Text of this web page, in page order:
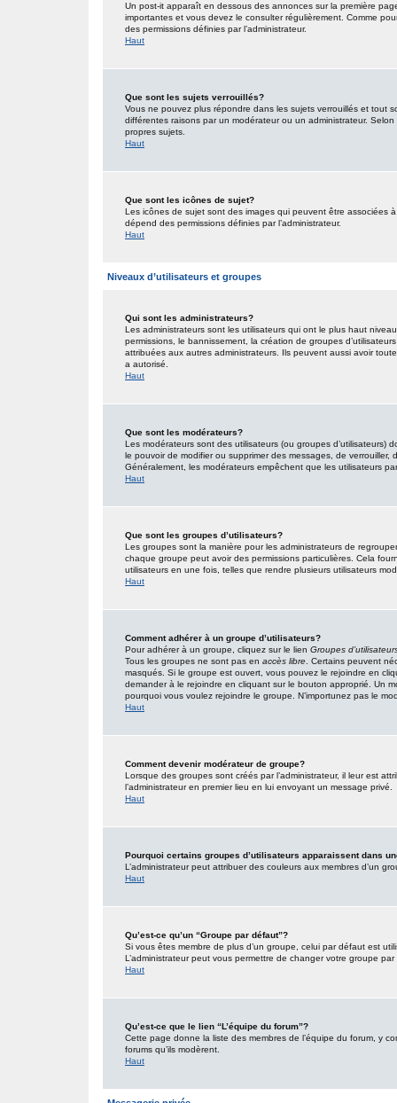
Un post-it apparaît en dessous des annonces sur la première
importantes et vous devez le consulter régulièrement. Comme
des permissions définies par l’administrateur.
Haut
Que sont les sujets verrouillés?
Vous ne pouvez plus répondre dans les sujets verrouillés et tout
différentes raisons par un modérateur ou un administrateur.
propres sujets.
Haut
Que sont les icônes de sujet?
Les icônes de sujet sont des images qui peuvent être associées
dépend des permissions définies par l’administrateur.
Haut
Niveaux d’utilisateurs et groupes
Qui sont les administrateurs?
Les administrateurs sont les utilisateurs qui ont le plus haut
permissions, le bannissement, la création de groupes
attribuées aux autres administrateurs. Ils peuvent aussi avoir
a autorisé.
Haut
Que sont les modérateurs?
Les modérateurs sont des utilisateurs (ou groupes d’utilisateurs)
le pouvoir de modifier ou supprimer des messages, de verrouiller,
Généralement, les modérateurs empêchent que les utilisateurs
Haut
Que sont les groupes d’utilisateurs?
Les groupes sont la manière pour les administrateurs de
chaque groupe peut avoir des permissions particulières. Cela
utilisateurs en une fois, telles que rendre plusieurs utilisateurs
Haut
Comment adhérer à un groupe d’utilisateurs?
Pour adhérer à un groupe, cliquez sur le lien Groupes
Tous les groupes ne sont pas en accès libre . Certains peuvent
masqués. Si le groupe est ouvert, vous pouvez le rejoindre en
demander à le rejoindre en cliquant sur le bouton approprié. Un
pourquoi vous voulez rejoindre le groupe. N’importunez pas le
Haut
Comment devenir modérateur de groupe?
Lorsque des groupes sont créés par l’administrateur, il leur est
l’administrateur en premier lieu en lui envoyant un message privé.
Haut
Pourquoi certains groupes d’utilisateurs apparaissent dans
L’administrateur peut attribuer des couleurs aux membres d’un
Haut
Qu’est-ce qu’un “Groupe par défaut”?
Si vous êtes membre de plus d’un groupe, celui par défaut est
L’administrateur peut vous permettre de changer votre groupe
Haut
Qu’est-ce que le lien “L’équipe du forum”?
Cette page donne la liste des membres de l’équipe du forum, y
forums qu’ils modèrent.
Haut